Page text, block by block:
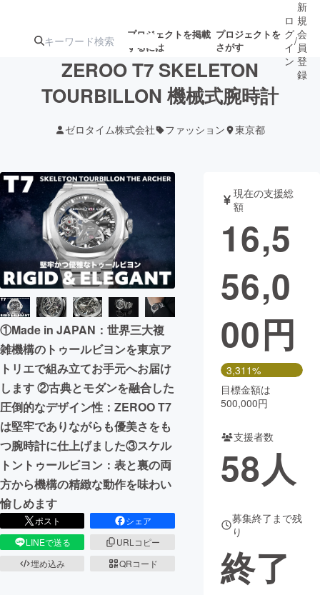
プロジェクトを掲載
するには
プロジェクトを
さがす
ターン
注目の新着プロ
ジェクト
募集終了が近いプ
ロジェクト
もうすぐ公開
されます
アート・写真 音楽
テクノロジー・ガジェット ゲーム・
映像・映画
ビジネス・起業 チャレンジ
まちづくり・地域活性化
CAMPFIRE for Social Good
CAMPFIRE Creation
CAMPFIREふるさと納税 machi-ya コミュニティ
ロ
グ
イ
ン
/
新
規
会
員
登
録
ZEROO T7 SKELETON
TOURBILLON 機械式腕時計
ゼロタイム株式会社 ファッション 東京都
①Made in JAPAN：世界三大複
雑機構のトゥールビヨンを東京ア
トリエで組み立てお手元へお届け
します ②古典とモダンを融合した
圧倒的なデザイン性：ZEROO T7
は堅牢でありながらも優美さをも
つ腕時計に仕上げました③スケル
トントゥールビヨン：表と裏の両
方から機構の精緻な動作を味わい
愉しめます
ポスト
シェア
LINEで送る
URLコピー
埋め込み
QRコード
現在の支援総
額
16,5
56,0
00円
3,311%
目標金額は
500,000円
支援者数
58人
募集終了まで残
り
終了